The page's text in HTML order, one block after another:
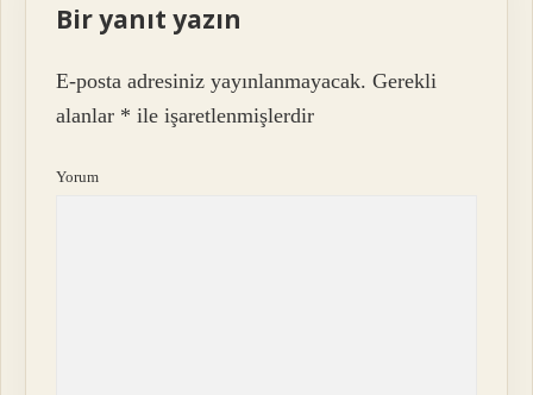
Bir yanıt yazın
E-posta adresiniz yayınlanmayacak. Gerekli
alanlar * ile işaretlenmişlerdir
Yorum